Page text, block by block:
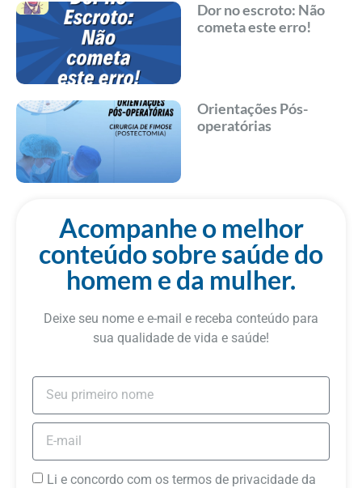
Dor no escroto: Não
cometa este erro!
Orientações Pós-
operatórias
Acompanhe o melhor
conteúdo sobre saúde do
homem e da mulher.
Deixe seu nome e e-mail e receba conteúdo para
sua qualidade de vida e saúde!
Li e concordo com os termos de privacidade da